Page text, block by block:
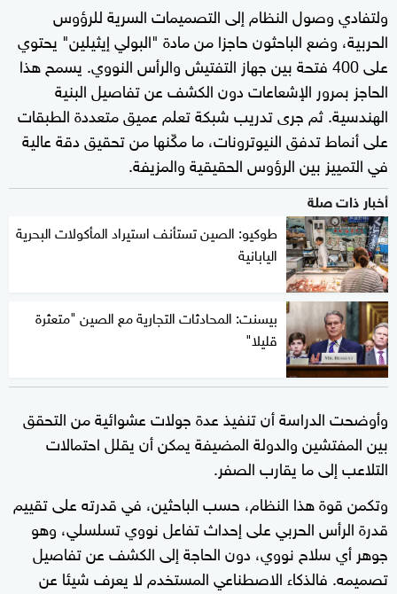
ولتفادي وصول النظام إلى التصميمات السرية للرؤوس
الحربية، وضع الباحثون حاجزا من مادة "البولي إيثيلين" يحتوي
على 400 فتحة بين جهاز التفتيش والرأس النووي. يسمح هذا
الحاجز بمرور الإشعاعات دون الكشف عن تفاصيل البنية
الهندسية. ثم جرى تدريب شبكة تعلم عميق متعددة الطبقات
على أنماط تدفق النيوترونات، ما مكّنها من تحقيق دقة عالية
في التمييز بين الرؤوس الحقيقية والمزيفة.
أخبار ذات صلة
طوكيو: الصين تستأنف استيراد المأكولات البحرية
اليابانية
بيسنت: المحادثات التجارية مع الصين "متعثرة
قليلا"
وأوضحت الدراسة أن تنفيذ عدة جولات عشوائية من التحقق
بين المفتشين والدولة المضيفة يمكن أن يقلل احتمالات
التلاعب إلى ما يقارب الصفر.
وتكمن قوة هذا النظام، حسب الباحثين، في قدرته على تقييم
قدرة الرأس الحربي على إحداث تفاعل نووي تسلسلي، وهو
جوهر أي سلاح نووي، دون الحاجة إلى الكشف عن تفاصيل
تصميمه. فالذكاء الاصطناعي المستخدم لا يعرف شيئا عن